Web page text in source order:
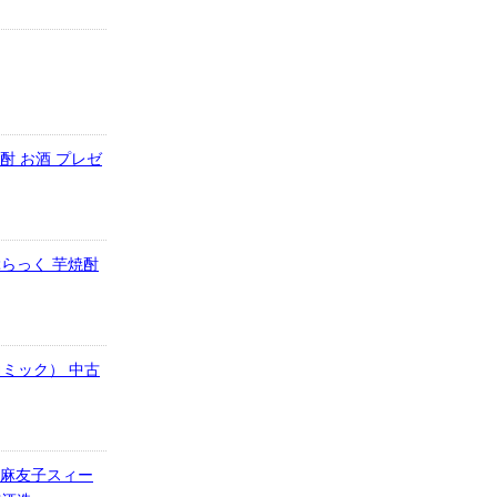
お酒 プレゼ
っく 芋焼酎
ック） 中古
友子スィー